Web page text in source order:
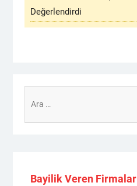
Değerlendirdi
Bayilik Veren Firmalar